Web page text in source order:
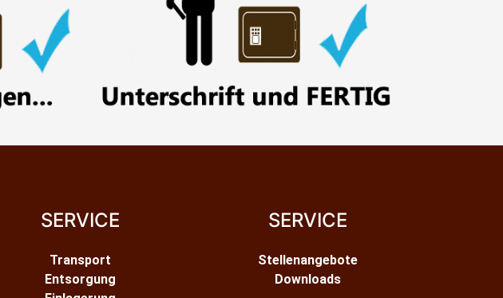
SERVICE
Transport
Entsorgung
SERVICE
Stellenangebote
Downloads